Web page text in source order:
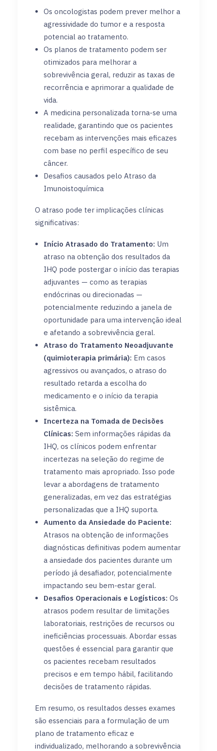
Os oncologistas podem prever melhor a
agressividade do tumor e a resposta
potencial ao tratamento.
Os planos de tratamento podem ser
otimizados para melhorar a
sobrevivência geral, reduzir as taxas de
recorrência e aprimorar a qualidade de
vida.
A medicina personalizada torna-se uma
realidade, garantindo que os pacientes
recebam as intervenções mais eficazes
com base no perfil específico de seu
câncer.
Desafios causados pelo Atraso da
Imunoistoquímica
O atraso pode ter implicações clínicas
significativas:
Início Atrasado do Tratamento: Um
atraso na obtenção dos resultados da
IHQ pode postergar o início das terapias
adjuvantes — como as terapias
endócrinas ou direcionadas —
potencialmente reduzindo a janela de
oportunidade para uma intervenção ideal
e afetando a sobrevivência geral.
Atraso do Tratamento Neoadjuvante
(quimioterapia primária): Em casos
agressivos ou avançados, o atraso do
resultado retarda a escolha do
medicamento e o início da terapia
sistêmica.
Incerteza na Tomada de Decisões
Clínicas: Sem informações rápidas da
IHQ, os clínicos podem enfrentar
incertezas na seleção do regime de
tratamento mais apropriado. Isso pode
levar a abordagens de tratamento
generalizadas, em vez das estratégias
personalizadas que a IHQ suporta.
Aumento da Ansiedade do Paciente:
Atrasos na obtenção de informações
diagnósticas definitivas podem aumentar
a ansiedade dos pacientes durante um
período já desafiador, potencialmente
impactando seu bem-estar geral.
Desafios Operacionais e Logísticos: Os
atrasos podem resultar de limitações
laboratoriais, restrições de recursos ou
ineficiências processuais. Abordar essas
questões é essencial para garantir que
os pacientes recebam resultados
precisos e em tempo hábil, facilitando
decisões de tratamento rápidas.
Em resumo, os resultados desses exames
são essenciais para a formulação de um
plano de tratamento eficaz e
individualizado, melhorando a sobrevivência